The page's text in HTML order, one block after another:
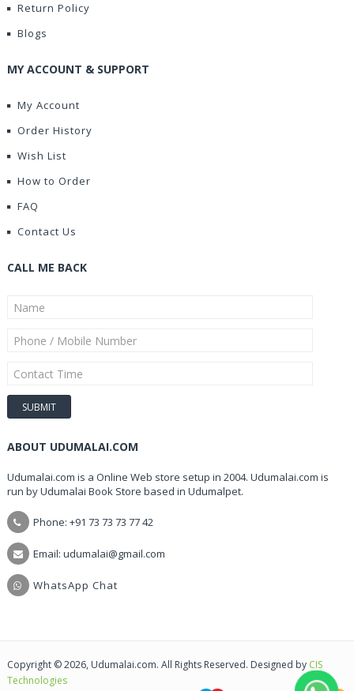
Return Policy
Blogs
MY ACCOUNT & SUPPORT
My Account
Order History
Wish List
How to Order
FAQ
Contact Us
CALL ME BACK
ABOUT UDUMALAI.COM
Udumalai.com is a Online Web store setup in 2004. Udumalai.com is
run by Udumalai Book Store based in Udumalpet.
Phone: +91 73 73 73 77 42
Email: udumalai@gmail.com
WhatsApp Chat
Copyright © 2026, Udumalai.com. All Rights Reserved. Designed by CIS
Technologies